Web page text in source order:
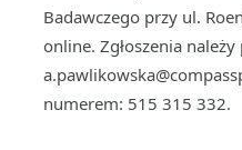
Badawczego przy ul.
online. Zgłoszenia należy
numerem: 515 315 332.